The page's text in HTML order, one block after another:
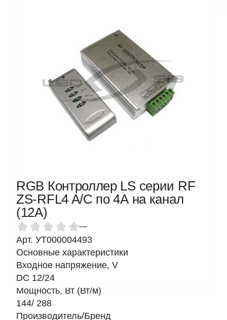
RGB Контроллер LS серии RF
ZS-RFL4 A/C по 4А на канал
(12А)
—
Арт. УТ000004493
Основные характеристики
Входное напряжение, V
DC 12/24
Мощность, Вт (Вт/м)
144/ 288
Производитель/Бренд